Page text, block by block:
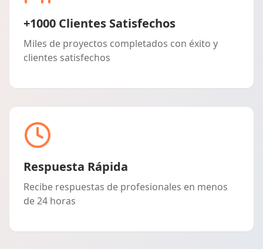
+1000 Clientes Satisfechos
Miles de proyectos completados con éxito y
clientes satisfechos
Respuesta Rápida
Recibe respuestas de profesionales en menos
de 24 horas